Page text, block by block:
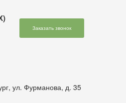
Заказать звонок
ул. Фурманова, д. 35